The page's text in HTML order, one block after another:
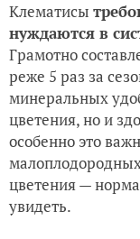
Клематисы
нуждаются в
Грамотно
реже 5 раз за
минеральных
цветения, но и
особенно это
цветения —
увидеть.